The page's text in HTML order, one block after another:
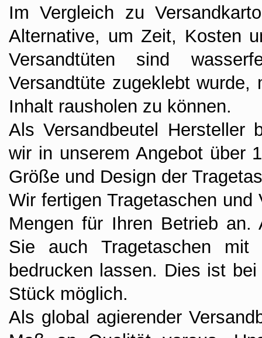
Im Vergleich zu
Alternative, um Zeit, Kosten
Versandtüten sind
Versandtüte zugeklebt
Inhalt rausholen zu können.
Als Versandbeutel Hersteller
wir in unserem Angebot über
Größe und Design der
Wir fertigen Tragetaschen
Mengen für Ihren Betrieb an.
Sie auch Tragetaschen mit
bedrucken lassen. Dies ist
Stück möglich.
Als global agierender